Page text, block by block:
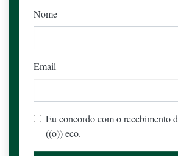
Nome
Email
Eu concordo com o recebimento
((o)) eco.